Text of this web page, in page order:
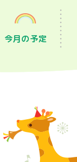
今月の予定